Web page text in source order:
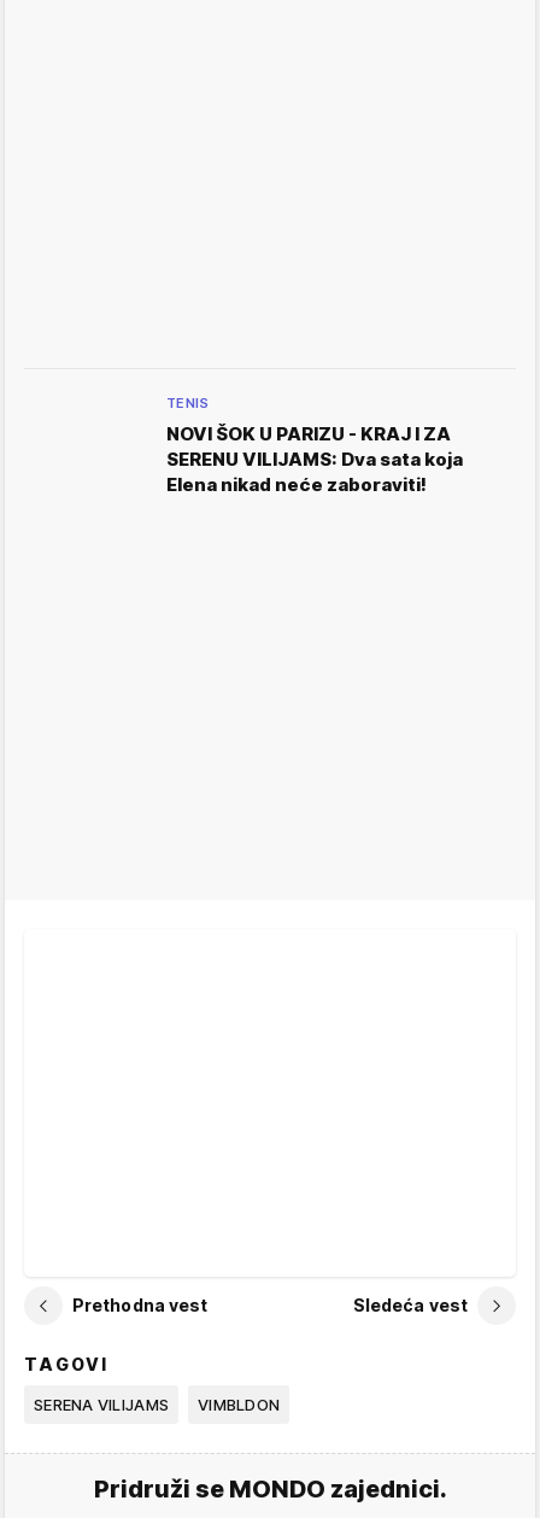
TENIS
NOVI ŠOK U PARIZU - KRAJ I ZA
SERENU VILIJAMS: Dva sata koja
Elena nikad neće zaboraviti!
Prethodna vest Sledeća vest
TAGOVI
SERENA VILIJAMS VIMBLDON
Pridruži se MONDO zajednici.